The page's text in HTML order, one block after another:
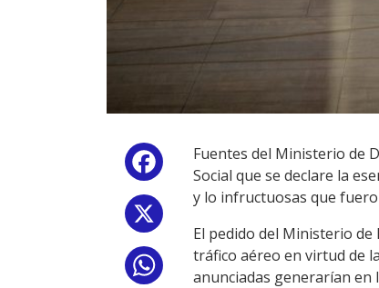
Facebook
WhatsApp
Fuentes del Ministerio de
Social que se declare la
y lo infructuosas que
El pedido del Ministerio
tráfico aéreo en virtud de
anunciadas generarían en